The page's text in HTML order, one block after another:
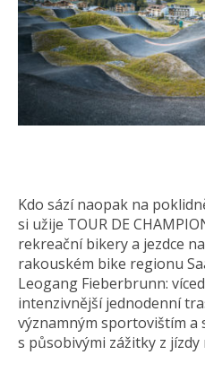
Kdo sází naopak na
si užije TOUR DE
rekreační bikery a jezdce
rakouském bike regionu
Leogang Fieberbrunn:
intenzivnější jednodenní
významným sportovištím a
s působivými zážitky z